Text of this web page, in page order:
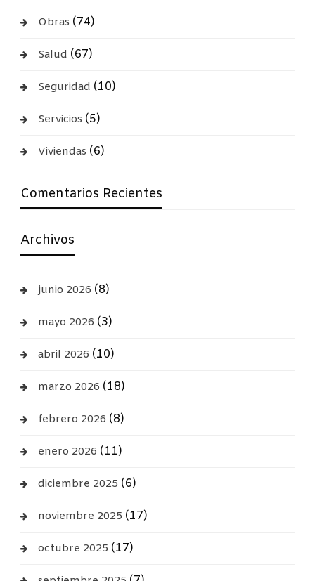
Obras (74)
Salud (67)
Seguridad (10)
Servicios (5)
Viviendas (6)
Comentarios Recientes
Archivos
junio 2026 (8)
mayo 2026 (3)
abril 2026 (10)
marzo 2026 (18)
febrero 2026 (8)
enero 2026 (11)
diciembre 2025 (6)
noviembre 2025 (17)
octubre 2025 (17)